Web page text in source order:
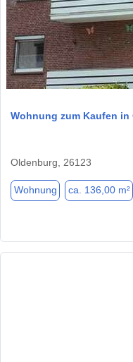
Wohnung zum Kaufen in
Oldenburg, 26123
Wohnung ca. 136,00 m²